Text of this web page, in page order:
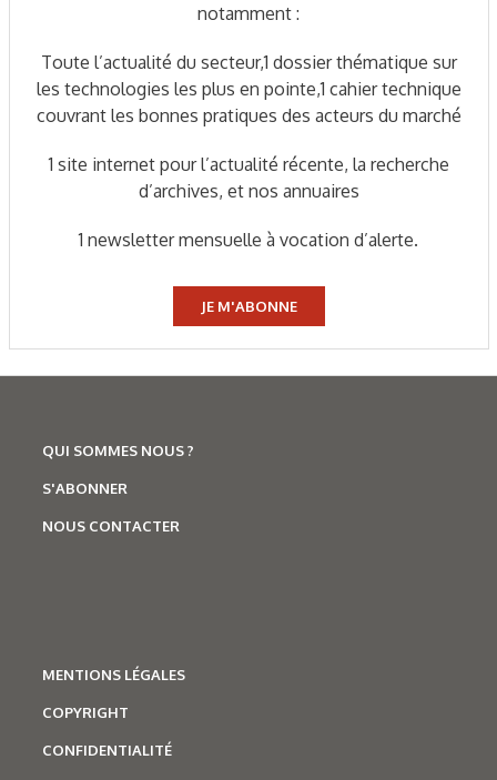
notamment :
Toute l’actualité du secteur,1 dossier thématique sur
les technologies les plus en pointe,1 cahier technique
couvrant les bonnes pratiques des acteurs du marché
1 site internet pour l’actualité récente, la recherche
d’archives, et nos annuaires
1 newsletter mensuelle à vocation d’alerte.
JE M'ABONNE
QUI SOMMES NOUS ?
S'ABONNER
NOUS CONTACTER
MENTIONS LÉGALES
COPYRIGHT
CONFIDENTIALITÉ